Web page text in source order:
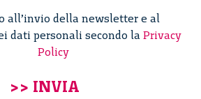
all’invio della newsletter e al
dati personali secondo la Privacy
Policy